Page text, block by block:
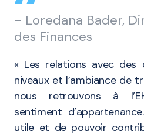
- Loredana Bader,
des Finances
« Les relations avec des
niveaux et l’ambiance de
nous retrouvons à
sentiment
utile et de pouvoir